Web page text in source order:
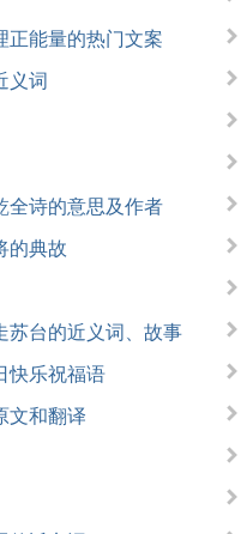
正能量的热门文案
义词
全诗的意思及作者
的典故
苏台的近义词、故事
快乐祝福语
文和翻译